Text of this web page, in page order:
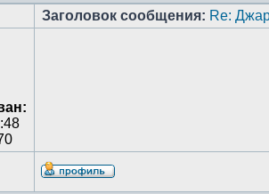
Заголовок сообщения: Re: